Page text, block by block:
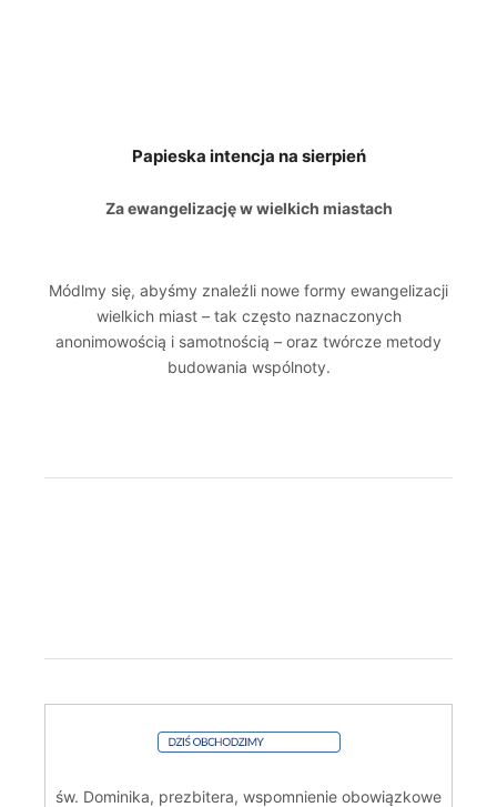
Papieska intencja na sierpień
Za ewangelizację w wielkich miastach
Módlmy się, abyśmy znaleźli nowe formy ewangelizacji
wielkich miast – tak często naznaczonych
anonimowością i samotnością – oraz twórcze metody
budowania wspólnoty.
św. Dominika, prezbitera, wspomnienie obowiązkowe